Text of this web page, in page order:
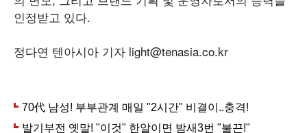
인정받고 있다.
정다연 텐아시아 기자 light@tenasia.co.kr